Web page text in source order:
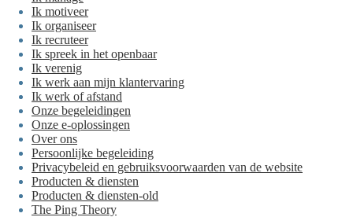
Ik motiveer
Ik organiseer
Ik recruteer
Ik spreek in het openbaar
Ik verenig
Ik werk aan mijn klantervaring
Ik werk of afstand
Onze begeleidingen
Onze e-oplossingen
Over ons
Persoonlijke begeleiding
Privacybeleid en gebruiksvoorwaarden van de website
Producten & diensten
Producten & diensten-old
The Ping Theory